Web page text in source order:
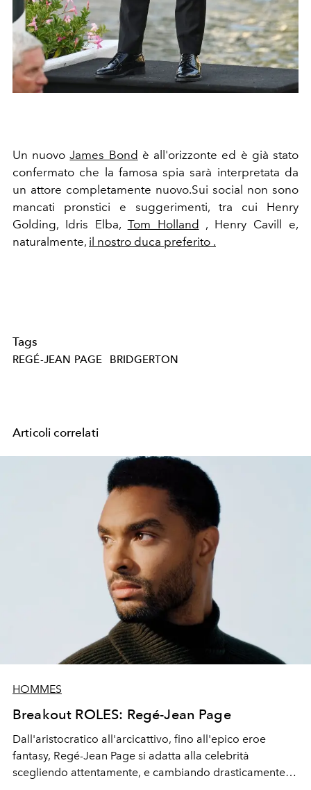
Un nuovoJames Bond è all'orizzonte ed è già stato
confermato che la famosa spia sarà interpretata da
un attore completamente nuovo.Sui social non sono
mancati pronstici e suggerimenti, tra cui Henry
Golding, Idris Elba, Tom Holland , Henry Cavill e,
naturalmente, il nostro duca preferito .
Tags
REGÉ-JEAN PAGE BRIDGERTON
Articoli correlati
HOMMES
Breakout ROLES: Regé-Jean Page
Dall'aristocratico all'arcicattivo, fino all'epico eroe
fantasy, Regé-Jean Page si adatta alla celebrità
scegliendo attentamente, e cambiando drasticamente, i